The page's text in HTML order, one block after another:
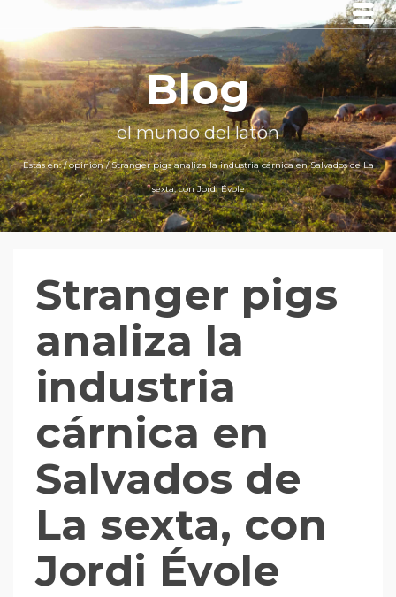
Blog
el mundo del latón
Estás en:/opinión/Stranger pigs analiza la industria cárnica en Salvados de La
sexta, con Jordi Évole
Stranger pigs
analiza la
industria
cárnica en
Salvados de
La sexta, con
Jordi Évole